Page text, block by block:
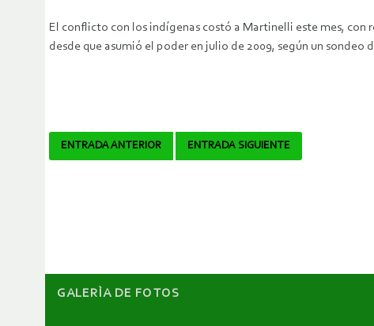
El conflicto con los indígenas costó a Martinelli este mes, con
desde que asumió el poder en julio de 2009, según un
Navegador
ENTRADA ANTERIOR ENTRADA SIGUIENTE
GALERÌA DE FOTOS